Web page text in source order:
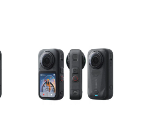
GM - Hiệu ứng bokeh tuyệt đẹp
GM không chỉ sở hữu độ sắc nét vượt trội